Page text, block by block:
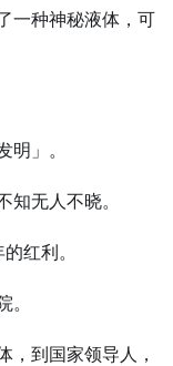
一种神秘液体，可
」。
无人不晓。
红利。
，到国家领导人，